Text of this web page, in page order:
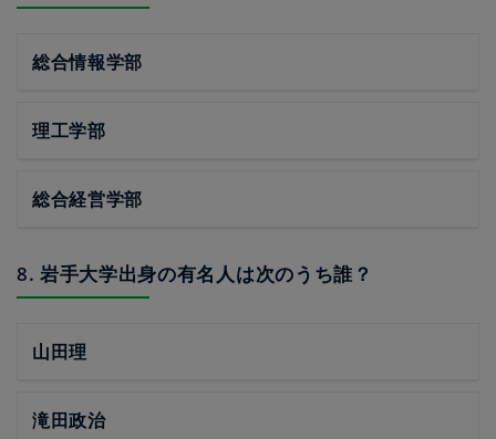
総合情報学部
理工学部
総合経営学部
8. 岩手大学出身の有名人は次のうち誰？
山田理
滝田政治